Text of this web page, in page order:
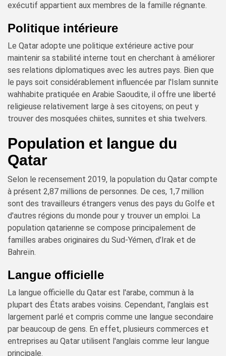
exécutif appartient aux membres de la famille régnante.
Politique intérieure
Le Qatar adopte une politique extérieure active pour
maintenir sa stabilité interne tout en cherchant à améliorer
ses relations diplomatiques avec les autres pays. Bien que
le pays soit considérablement influencée par l'Islam sunnite
wahhabite pratiquée en Arabie Saoudite, il offre une liberté
religieuse relativement large à ses citoyens; on peut y
trouver des mosquées chiites, sunnites et shia twelvers.
Population et langue du
Qatar
Selon le recensement 2019, la population du Qatar compte
à présent 2,87 millions de personnes. De ces, 1,7 million
sont des travailleurs étrangers venus des pays du Golfe et
d'autres régions du monde pour y trouver un emploi. La
population qatarienne se compose principalement de
familles arabes originaires du Sud-Yémen, d’Irak et de
Bahreïn.
Langue officielle
La langue officielle du Qatar est l'arabe, commun à la
plupart des États arabes voisins. Cependant, l'anglais est
largement parlé et compris comme une langue secondaire
par beaucoup de gens. En effet, plusieurs commerces et
entreprises au Qatar utilisent l'anglais comme leur langue
principale.